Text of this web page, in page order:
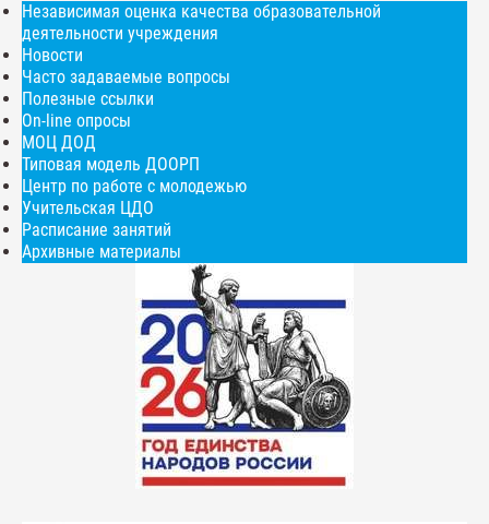
Независимая оценка качества образовательной
деятельности учреждения
Новости
Часто задаваемые вопросы
Полезные ссылки
On-line опросы
МОЦ ДОД
Типовая модель ДООРП
Центр по работе с молодежью
Учительская ЦДО
Расписание занятий
Архивные материалы